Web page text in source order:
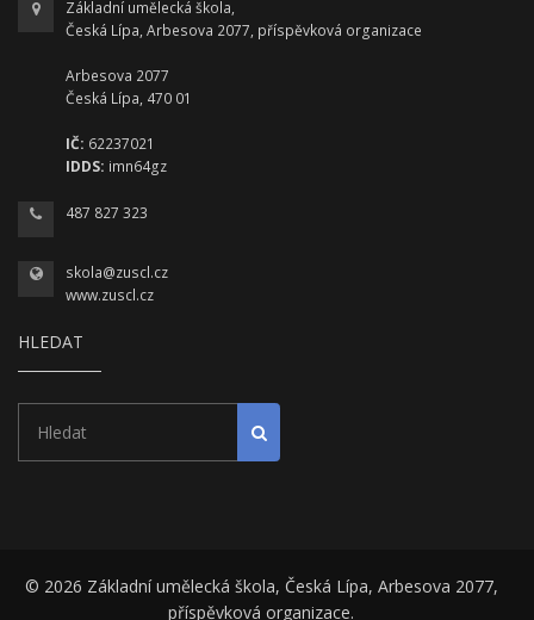
Základní umělecká škola,
Česká Lípa, Arbesova 2077, příspěvková organizace
Arbesova 2077
Česká Lípa, 470 01
IČ: 62237021
IDDS: imn64gz
487 827 323
skola@zuscl.cz
www.zuscl.cz
HLEDAT
Spustit hledání
© 2026 Základní umělecká škola, Česká Lípa, Arbesova 2077,
příspěvková organizace.